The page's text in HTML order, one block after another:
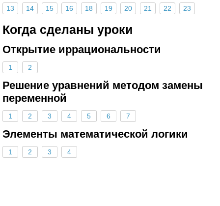
13 14 15 16 18 19 20 21 22 23
Когда сделаны уроки
Открытие иррациональности
1 2
Решение уравнений методом замены
переменной
1 2 3 4 5 6 7
Элементы математической логики
1 2 3 4